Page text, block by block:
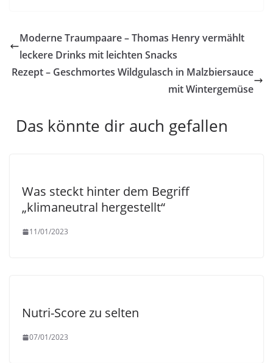
Moderne Traumpaare – Thomas Henry vermählt
leckere Drinks mit leichten Snacks
Rezept – Geschmortes Wildgulasch in Malzbiersauce
mit Wintergemüse
Das könnte dir auch gefallen
Was steckt hinter dem Begriff
„klimaneutral hergestellt“
11/01/2023
Nutri-Score zu selten
07/01/2023